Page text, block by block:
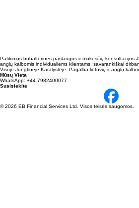
Patikimos buhalterinės paslaugos ir mokesčių konsultacijos
anglų kalbomis individualiems klientams, savarankiškai
Visoje Jungtinėje Karalystėje. Pagalba lietuvių ir anglų
WhatsApp: +44 7982400077
Susisiekite